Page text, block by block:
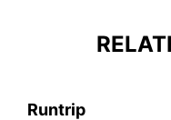
Runtrip